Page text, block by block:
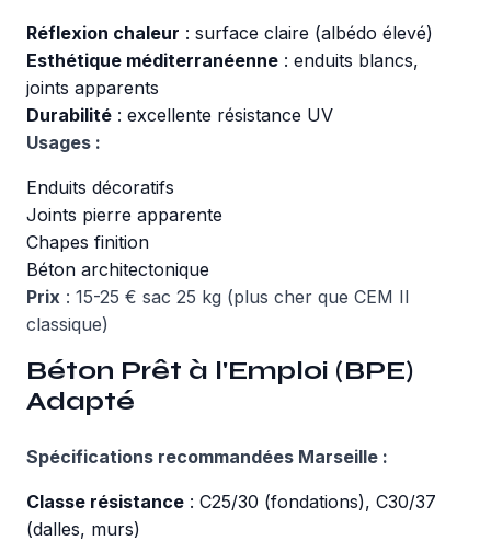
Réflexion chaleur : surface claire (albédo élevé)
Esthétique méditerranéenne : enduits blancs,
joints apparents
Durabilité : excellente résistance UV
Usages :
Enduits décoratifs
Joints pierre apparente
Chapes finition
Béton architectonique
Prix : 15-25 € sac 25 kg (plus cher que CEM II
classique)
Béton Prêt à l'Emploi (BPE)
Adapté
Spécifications recommandées Marseille :
Classe résistance : C25/30 (fondations), C30/37
(dalles, murs)